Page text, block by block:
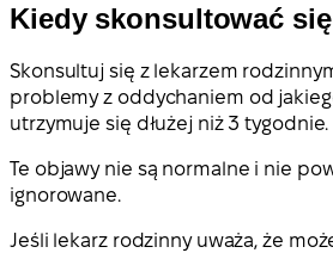
Kiedy skonsultować
Skonsultuj się z lekarzem
problemy z oddychaniem od
utrzymuje się dłużej niż 3 tygodnie.
Te objawy nie są normalne i nie
ignorowane.
Jeśli lekarz rodzinny uważa, że